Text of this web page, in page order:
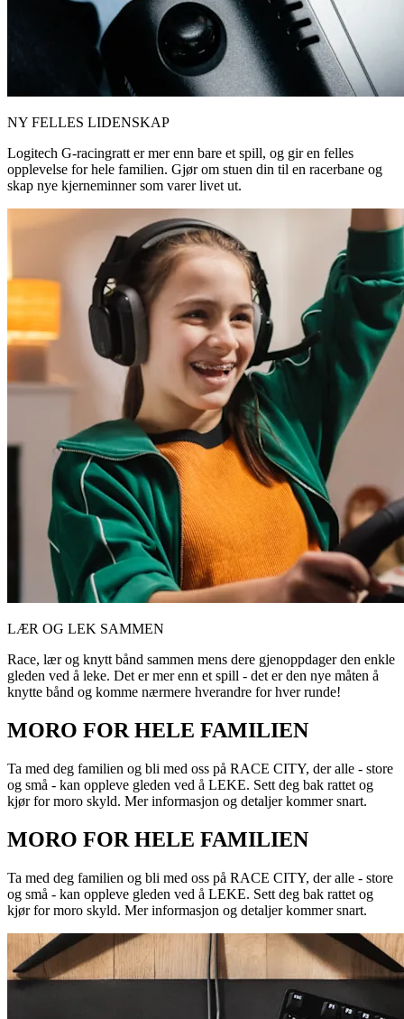
NY FELLES LIDENSKAP
Logitech G-racingratt er mer enn bare et spill, og gir en felles
opplevelse for hele familien. Gjør om stuen din til en racerbane og
skap nye kjerneminner som varer livet ut.
LÆR OG LEK SAMMEN
Race, lær og knytt bånd sammen mens dere gjenoppdager den enkle
gleden ved å leke. Det er mer enn et spill - det er den nye måten å
knytte bånd og komme nærmere hverandre for hver runde!
MORO FOR HELE FAMILIEN
Ta med deg familien og bli med oss på RACE CITY, der alle - store
og små - kan oppleve gleden ved å LEKE. Sett deg bak rattet og
kjør for moro skyld. Mer informasjon og detaljer kommer snart.
MORO FOR HELE FAMILIEN
Ta med deg familien og bli med oss på RACE CITY, der alle - store
og små - kan oppleve gleden ved å LEKE. Sett deg bak rattet og
kjør for moro skyld. Mer informasjon og detaljer kommer snart.